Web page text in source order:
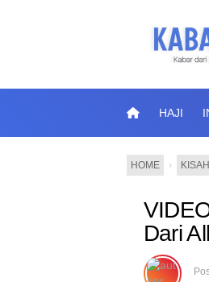
HAJI
HOME ›
Dari